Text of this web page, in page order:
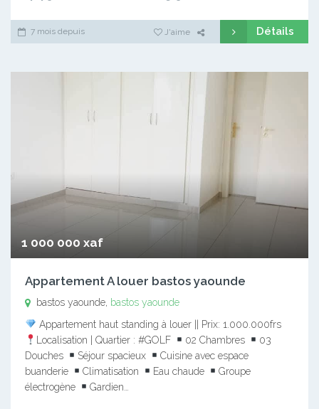
7 mois depuis J'aime Détails
1 000 000 xaf
Appartement A louer bastos yaounde
bastos yaounde, bastos yaounde
Appartement haut standing à louer || Prix: 1.000.000frs
Localisation | Quartier : #GOLF
02 Chambres
03
Douches
Séjour spacieux
Cuisine avec espace
buanderie
Climatisation Eau chaude
Groupe
électrogène
Gardien…